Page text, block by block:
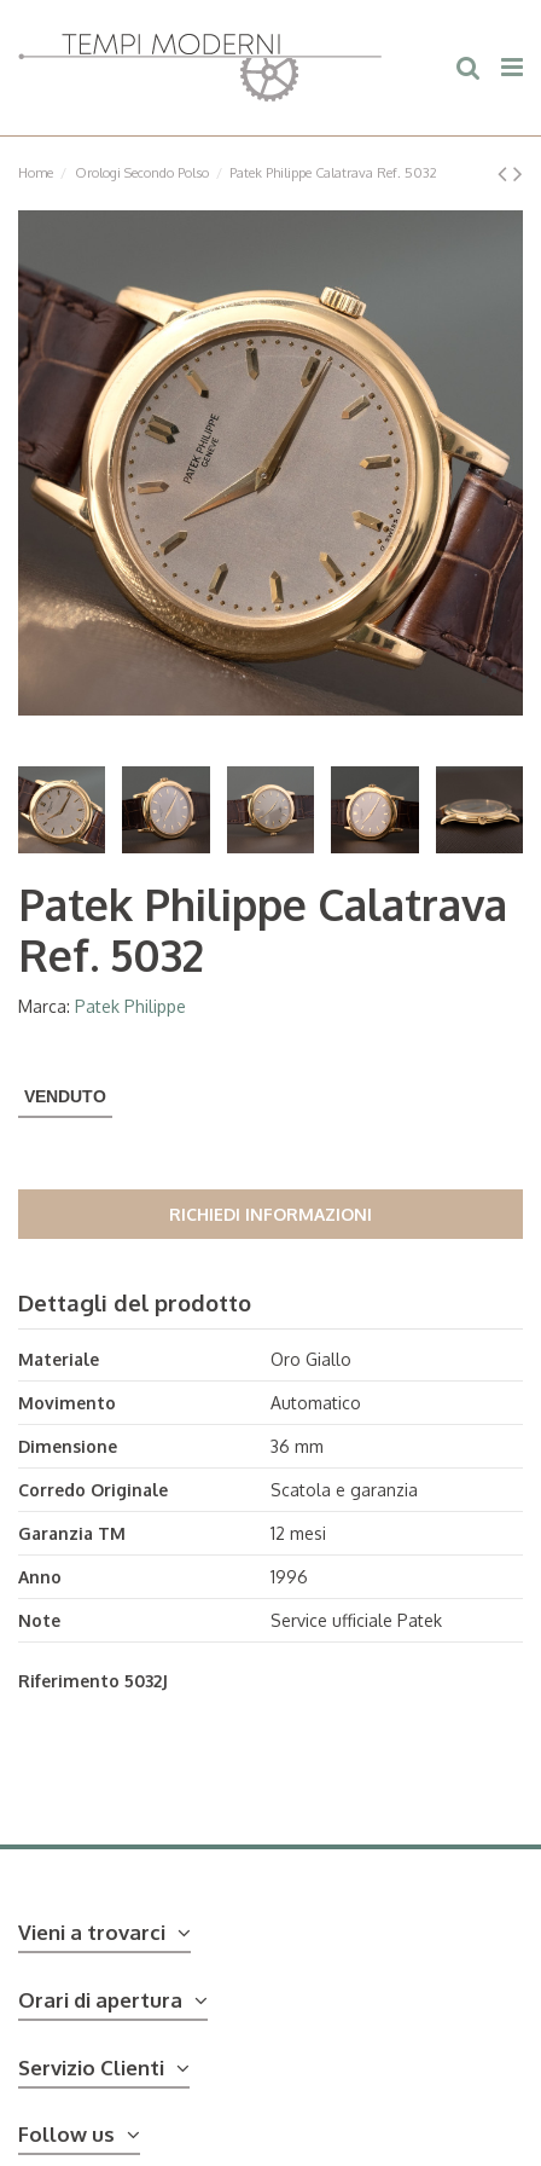
Home Orologi Secondo Polso Patek Philippe Calatrava Ref. 5032
Patek Philippe Calatrava
Ref. 5032
Marca: Patek Philippe
VENDUTO
RICHIEDI INFORMAZIONI
Dettagli del prodotto
Materiale Oro Giallo
Movimento Automatico
Dimensione 36 mm
Corredo Originale Scatola e garanzia
Garanzia TM 12 mesi
Anno 1996
Note Service ufficiale Patek
Riferimento 5032J
Vieni a trovarci
Orari di apertura
Servizio Clienti
Follow us